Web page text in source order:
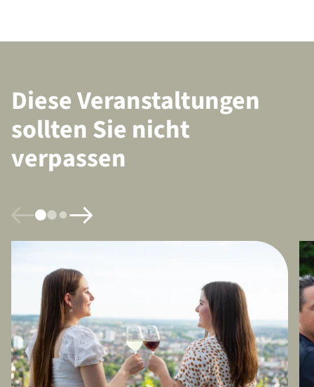
Diese Veranstaltungen
sollten Sie nicht
verpassen